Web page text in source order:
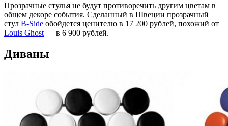
Прозрачные стулья не будут противоречить другим цветам в
общем декоре события. Сделанный в Швеции прозрачный
стул B-Side обойдется ценителю в 17 200 рублей, похожий от
Louis Ghost — в 6 900 рублей.
Диваны